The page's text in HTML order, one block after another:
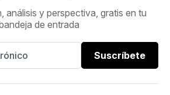
análisis y perspectiva, gratis en tu
de entrada
Suscríbete